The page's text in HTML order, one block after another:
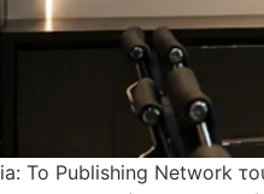
Το Publishing Network